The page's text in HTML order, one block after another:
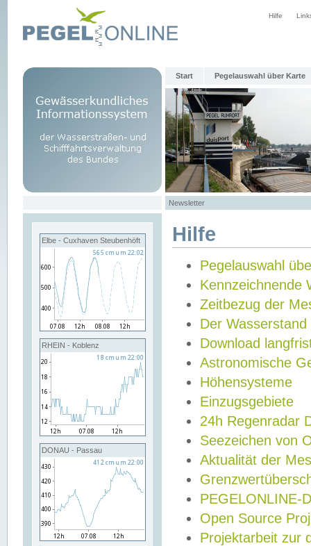
Hilfe
Start Pegelauswahl über Karte
Newsletter
Elbe - Cuxhaven Steubenhöft
RHEIN - Koblenz
DONAU - Passau
Hilfe
Pegelauswahl
Kennzeichnende
Zeitbezug der
Der Wasserstand
Download
Astronomische
Höhensysteme
Einzugsgebiete
24h Regenradar
Seezeichen von
Aktualität der
PEGELONLINE-
Open Source
Projektarbeit zur